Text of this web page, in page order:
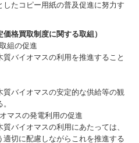
たコピー用紙の普及促進に努力す
格買取制度に関する取組）
組の促進
バイオマスの利用を推進すること
バイオマスの安定的な供給等の観
マスの発電利用の促進
バイオマスの利用にあたっては、
切に配慮しながらこれを推進する